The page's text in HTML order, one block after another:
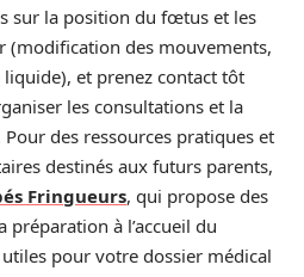
sur la position du fœtus et les
(modification des mouvements,
et prenez contact tôt
les consultations et la
des ressources pratiques et
destinés aux futurs parents,
Fringueurs, qui propose des
préparation à l’accueil du
pour votre dossier médical